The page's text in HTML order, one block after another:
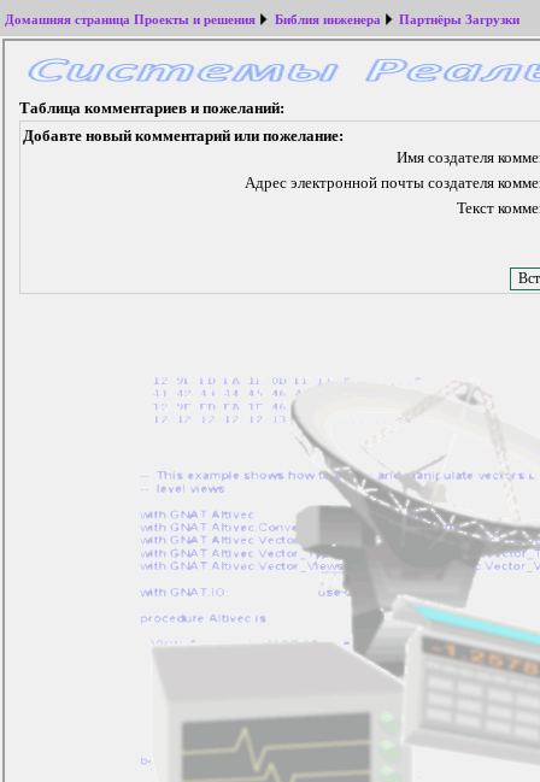
Домашняя страница Проекты и решения Библия инженера Партнёры Загрузки
Таблица комментариев и пожеланий:
Добавте новый комментарий или пожелание:
Имя создателя
Адрес электронной почты создателя
Текст